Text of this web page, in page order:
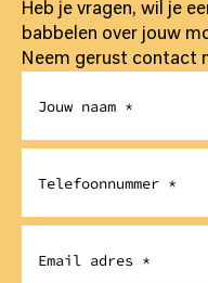
Heb je vragen, wil je
babbelen over jouw
Neem gerust contact